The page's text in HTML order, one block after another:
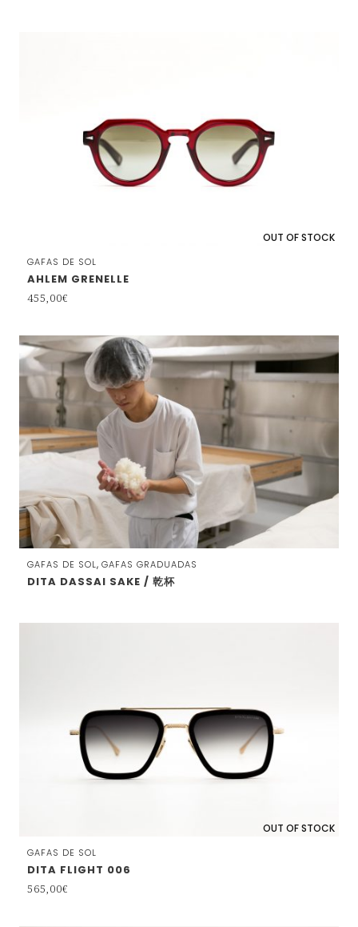
OUT OF STOCK
GAFAS DE SOL
AHLEM GRENELLE
455,00€
GAFAS DE SOL, GAFAS GRADUADAS
DITA DASSAI SAKE / 乾杯
OUT OF STOCK
GAFAS DE SOL
DITA FLIGHT 006
565,00€